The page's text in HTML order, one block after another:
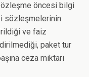
öncesi bilgi
sözleşmelerinin
ve faiz
paket tur
ceza miktarı